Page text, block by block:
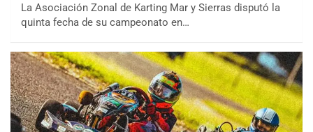
La Asociación Zonal de Karting Mar y Sierras disputó la
quinta fecha de su campeonato en…